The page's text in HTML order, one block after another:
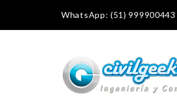
WhatsApp: (51) 999900443